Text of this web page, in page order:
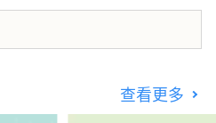
查看更多